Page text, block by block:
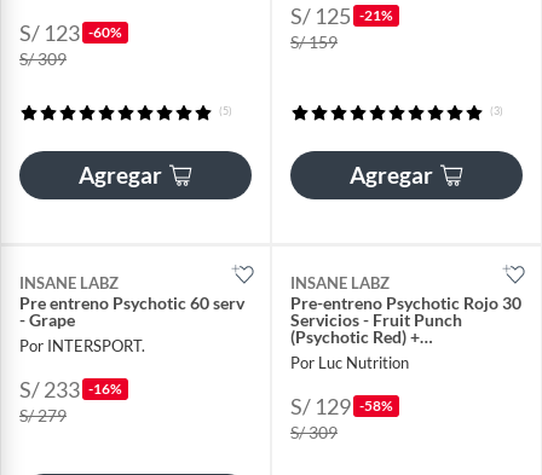
S/ 123 -60%
S/ 309
(5)
Agregar
S/ 125 -21%
S/ 159
(3)
Agregar
INSANE LABZ
Pre entreno Psychotic 60 serv
- Grape
Por INTERSPORT.
S/ 233 -16%
S/ 279
INSANE LABZ
Pre-entreno Psychotic Rojo 30
Servicios - Fruit Punch
(Psychotic Red) +
Portaproteina
Por Luc Nutrition
S/ 129 -58%
S/ 309